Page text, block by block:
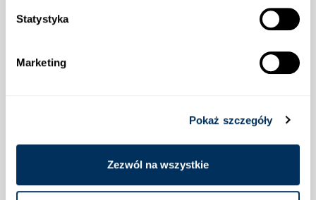
Statystyka
Marketing
Pokaż szczegóły
Zezwól na wszystkie